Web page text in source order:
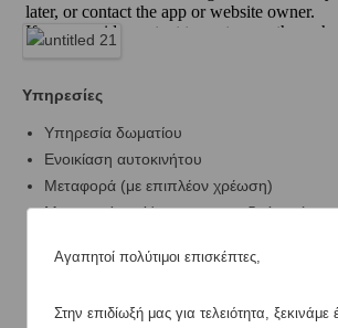
Υπηρεσίες
Υπηρεσία δωματίου
Ενοικίαση αυτοκινήτου
Μεταφορά (με επιπλέον χρέωση)
Μεταφορά από/προς το αεροδρόμιο (με
Εστιατόριο
Αγοράς Εισιτηρίων
Αγαπητοί πολύτιμοι επισκέπτες,
Στην επιδίωξή μας για τελειότητα,